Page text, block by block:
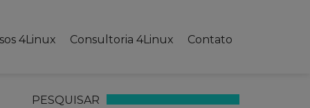
4Linux Consultoria 4Linux Contato
PESQUISAR